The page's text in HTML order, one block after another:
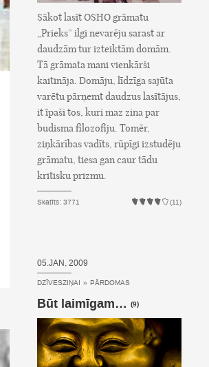
Sākot lasīt OSHO grāmatu
„Prieks” ilgi nevarēju sarast ar
daudzām tur izteiktām domām.
Tā grāmata mani vienkārši
kaitināja. Domāju, līdzīga sajūta
varētu pārņemt daudzus lasītājus,
it īpaši tos, kuri maz zina par
budisma filozofiju. Tomēr,
ziņkārības vadīts, rūpīgi izstudēju
grāmatu, tiesa gan caur tādu
kritisku prizmu.
Skatīts: 3771 (11)
05.JAN, 2009
DZĪVESZIŅAI » PĀRDOMAS
Būt laimīgam… (9)